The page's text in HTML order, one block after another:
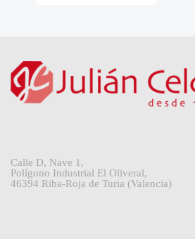
Calle D, Nave 1,
Polígono Industrial El Oliveral,
46394 Riba-Roja de Turia (Valencia)